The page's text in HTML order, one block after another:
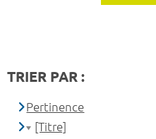
TRIER PAR :
Pertinence
[Titre]